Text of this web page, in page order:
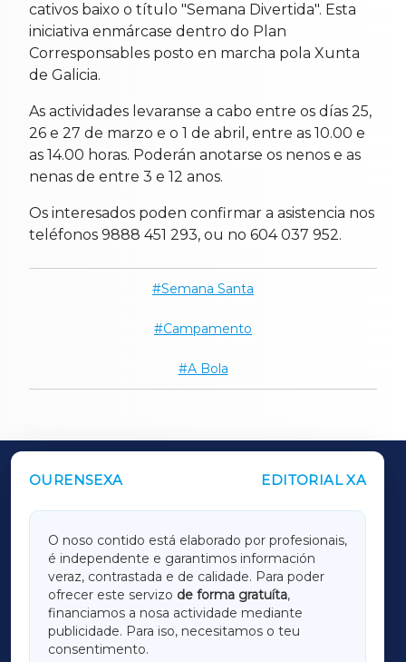
cativos baixo o título "Semana Divertida". Esta
iniciativa enmárcase dentro do Plan
Corresponsables posto en marcha pola Xunta
de Galicia.
As actividades levaranse a cabo entre os días 25,
26 e 27 de marzo e o 1 de abril, entre as 10.00 e
as 14.00 horas. Poderán anotarse os nenos e as
nenas de entre 3 e 12 anos.
Os interesados poden confirmar a asistencia nos
teléfonos 9888 451 293, ou no 604 037 952.
Semana Santa
Campamento
A Bola
OURENSEXA EDITORIAL XA
O noso contido está elaborado por profesionais,
é independente e garantimos información
veraz, contrastada e de calidade. Para poder
ofrecer este servizo de forma gratuíta,
financiamos a nosa actividade mediante
publicidade. Para iso, necesitamos o teu
consentimento.
OUTROS PERIÓDICOS
LUGOXA
TERRACHAXA